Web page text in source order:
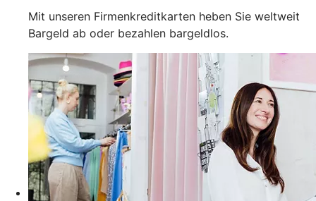
Mit unseren Firmenkreditkarten heben Sie weltweit
Bargeld ab oder bezahlen bargeldlos.